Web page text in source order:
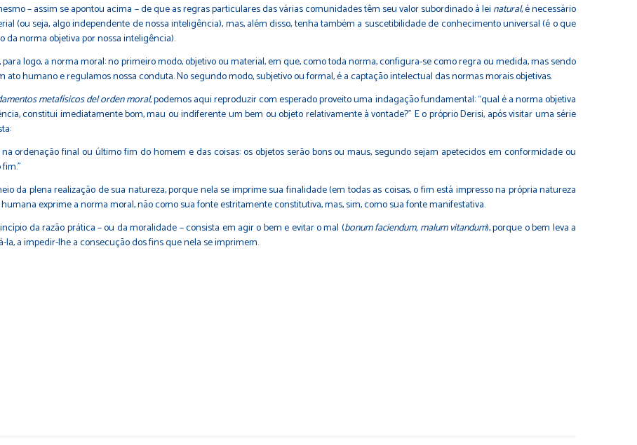
– assim se apontou acima – de que as regras particulares das várias comunidades têm seu valor subordinado à lei natural, é necessário
(ou seja, algo independente de nossa inteligência), mas, além disso, tenha também a suscetibilidade de conhecimento universal (é o que
da norma objetiva por nossa inteligência).
logo, a norma moral: no primeiro modo, objetivo ou material, em que, como toda norma, configura-se como regra ou medida, mas sendo
humano e regulamos nossa conduta. No segundo modo, subjetivo ou formal, é a captação intelectual das normas morais objetivas.
metafísicos del orden moral, podemos aqui reproduzir com esperado proveito uma indagação fundamental: “qual é a norma objetiva
constitui imediatamente bom, mau ou indiferente um bem ou objeto relativamente à vontade?” E o próprio Derisi, após visitar uma série
ordenação final ou último fim do homem e das coisas: os objetos serão bons ou maus, segundo sejam apetecidos em conformidade ou
da plena realização de sua natureza, porque nela se imprime sua finalidade (em todas as coisas, o fim está impresso na própria natureza
exprime a norma moral, não como sua fonte estritamente constitutiva, mas, sim, como sua fonte manifestativa.
da razão prática – ou da moralidade – consista em agir o bem e evitar o mal (bonum faciendum, malum vitandum), porque o bem leva a
la, a impedir-lhe a consecução dos fins que nela se imprimem.